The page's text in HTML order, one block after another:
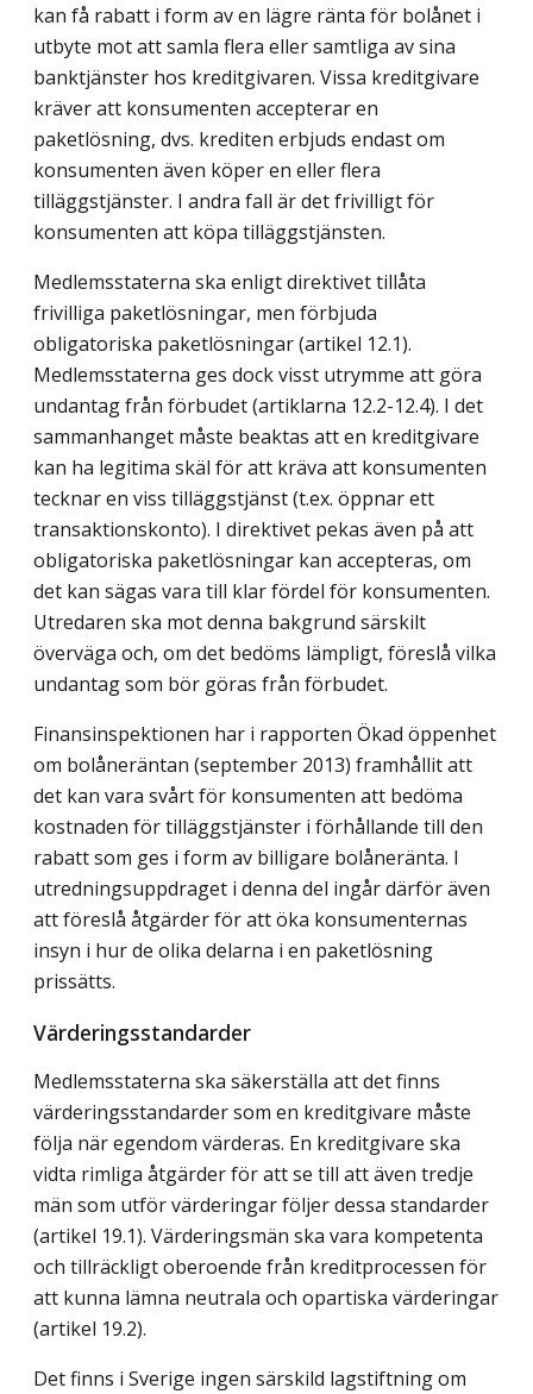
kan få rabatt i form av en lägre ränta för bolånet i
utbyte mot att samla flera eller samtliga av sina
banktjänster hos kreditgivaren. Vissa kreditgivare
kräver att konsumenten accepterar en
paketlösning, dvs. krediten erbjuds endast om
konsumenten även köper en eller flera
tilläggstjänster. I andra fall är det frivilligt för
konsumenten att köpa tilläggstjänsten.
Medlemsstaterna ska enligt direktivet tillåta
frivilliga paketlösningar, men förbjuda
obligatoriska paketlösningar (artikel 12.1).
Medlemsstaterna ges dock visst utrymme att göra
undantag från förbudet (artiklarna 12.2-12.4). I det
sammanhanget måste beaktas att en kreditgivare
kan ha legitima skäl för att kräva att konsumenten
tecknar en viss tilläggstjänst (t.ex. öppnar ett
transaktionskonto). I direktivet pekas även på att
obligatoriska paketlösningar kan accepteras, om
det kan sägas vara till klar fördel för konsumenten.
Utredaren ska mot denna bakgrund särskilt
överväga och, om det bedöms lämpligt, föreslå vilka
undantag som bör göras från förbudet.
Finansinspektionen har i rapporten Ökad öppenhet
om bolåneräntan (september 2013) framhållit att
det kan vara svårt för konsumenten att bedöma
kostnaden för tilläggstjänster i förhållande till den
rabatt som ges i form av billigare bolåneränta. I
utredningsuppdraget i denna del ingår därför även
att föreslå åtgärder för att öka konsumenternas
insyn i hur de olika delarna i en paketlösning
prissätts.
Värderingsstandarder
Medlemsstaterna ska säkerställa att det finns
värderingsstandarder som en kreditgivare måste
följa när egendom värderas. En kreditgivare ska
vidta rimliga åtgärder för att se till att även tredje
män som utför värderingar följer dessa standarder
(artikel 19.1). Värderingsmän ska vara kompetenta
och tillräckligt oberoende från kreditprocessen för
att kunna lämna neutrala och opartiska värderingar
(artikel 19.2).
Det finns i Sverige ingen särskild lagstiftning om